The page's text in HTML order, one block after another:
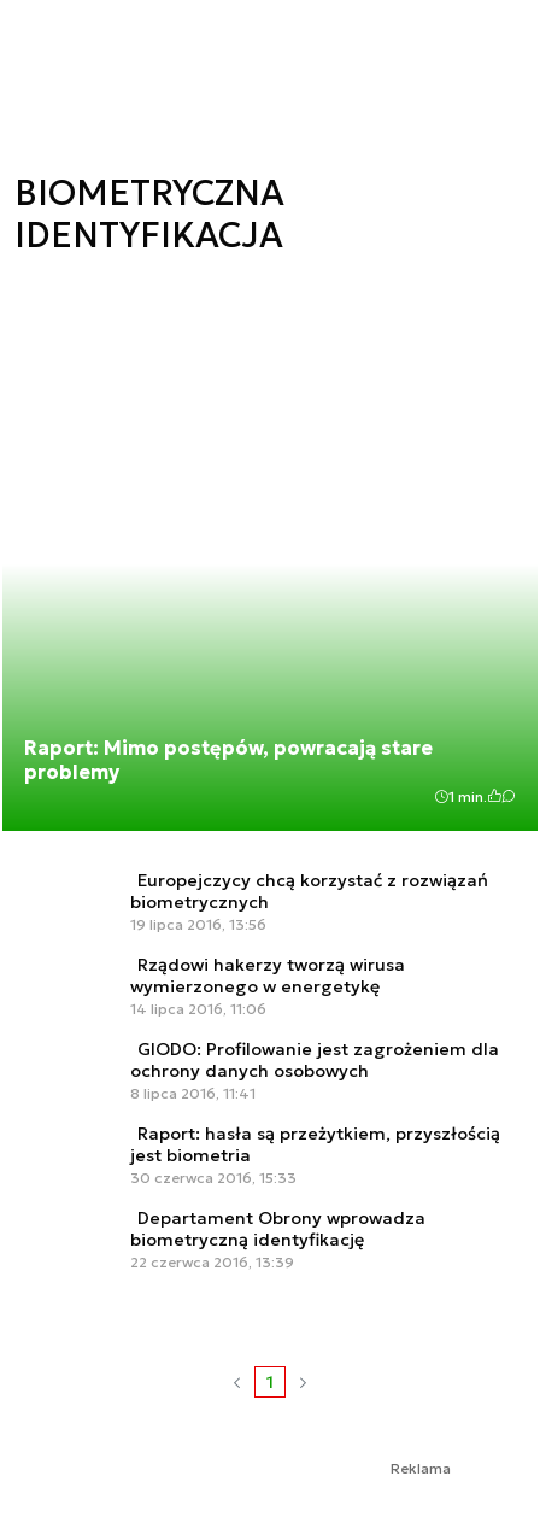
BIOMETRYCZNA
IDENTYFIKACJA
Raport: Mimo postępów, powracają stare
problemy
1 min.
Europejczycy chcą korzystać z rozwiązań
biometrycznych
19 lipca 2016, 13:56
Rządowi hakerzy tworzą wirusa
wymierzonego w energetykę
14 lipca 2016, 11:06
GIODO: Profilowanie jest zagrożeniem dla
ochrony danych osobowych
8 lipca 2016, 11:41
Raport: hasła są przeżytkiem, przyszłością
jest biometria
30 czerwca 2016, 15:33
Departament Obrony wprowadza
biometryczną identyfikację
22 czerwca 2016, 13:39
1
Reklama